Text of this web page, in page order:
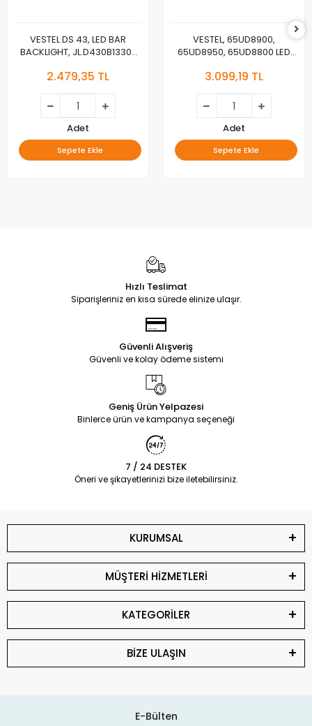
VESTEL DS 43, LED BAR
BACKLIGHT, JL.D430B1330-
JL.D430B1330-078BS-
30108747CB11
2.479,35 TL
Adet
Sepete Ekle
VESTEL, 65UD8900,
65UD8950, 65UD8800 LED
BAR , TELEFUNKEN 65TU7040
TYPE REV02 , VESTEL 650LED
B-TYPE , JL.D65071330-
078AS-M_V02 ,
VES650QNTL-2D-U11,
VES615QNTS-2D-U11 LED BAR
3.099,19 TL
Adet
Sepete Ekle
Hızlı Teslimat
Siparişleriniz en kısa sürede elinize ulaşır.
Güvenli Alışveriş
Güvenli ve kolay ödeme sistemi
Geniş Ürün Yelpazesi
Binlerce ürün ve kampanya seçeneği
7 / 24 DESTEK
Öneri ve şikayetlerinizi bize iletebilirsiniz.
KURUMSAL
MÜŞTERİ HİZMETLERİ
KATEGORİLER
BİZE ULAŞIN
E-Bülten